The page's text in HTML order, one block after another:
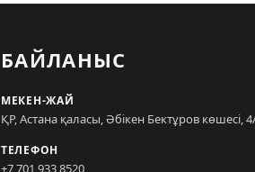
БАЙЛАНЫС
МЕКЕН-ЖАЙ
ҚР, Астана қаласы, Әбікен Бектұров көшесі,
ТЕЛЕФОН
+7 701 933 8520